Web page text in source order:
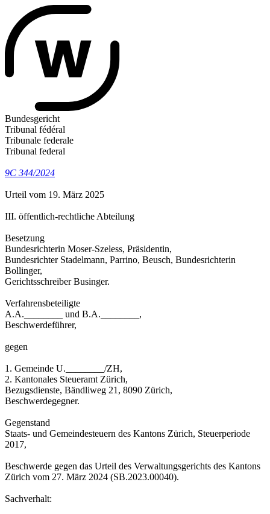
Bundesgericht
Tribunal fédéral
Tribunale federale
Tribunal federal
9C 344/2024
Urteil vom 19. März 2025
III. öffentlich-rechtliche Abteilung
Besetzung
Bundesrichterin Moser-Szeless, Präsidentin,
Bundesrichter Stadelmann, Parrino, Beusch, Bundesrichterin
Bollinger,
Gerichtsschreiber Businger.
Verfahrensbeteiligte
A.A.________ und B.A.________,
Beschwerdeführer,
gegen
1. Gemeinde U.________/ZH,
2. Kantonales Steueramt Zürich,
Bezugsdienste, Bändliweg 21, 8090 Zürich,
Beschwerdegegner.
Gegenstand
Staats- und Gemeindesteuern des Kantons Zürich, Steuerperiode
2017,
Beschwerde gegen das Urteil des Verwaltungsgerichts des Kantons
Zürich vom 27. März 2024 (SB.2023.00040).
Sachverhalt: